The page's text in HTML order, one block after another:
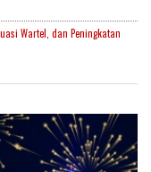
Wartel, dan Peningkatan